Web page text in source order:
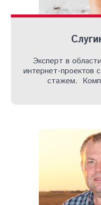
Эксперт в
интернет-проектов
стажем.